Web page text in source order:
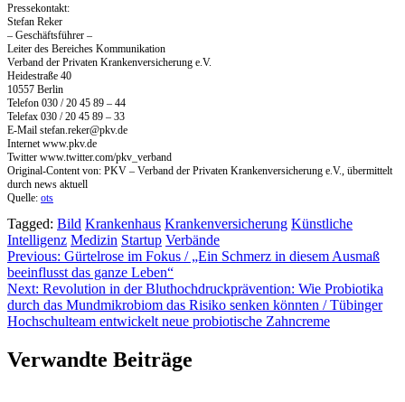
Pressekontakt:
Stefan Reker
– Geschäftsführer –
Leiter des Bereiches Kommunikation
Verband der Privaten Krankenversicherung e.V.
Heidestraße 40
10557 Berlin
Telefon 030 / 20 45 89 – 44
Telefax 030 / 20 45 89 – 33
E-Mail stefan.reker@pkv.de
Internet www.pkv.de
Twitter www.twitter.com/pkv_verband
Original-Content von: PKV – Verband der Privaten Krankenversicherung e.V., übermittelt
durch news aktuell
Quelle: ots
Tagged: Bild Krankenhaus Krankenversicherung Künstliche
Intelligenz Medizin Startup Verbände
Beitragsnavigation
Previous: Gürtelrose im Fokus / „Ein Schmerz in diesem Ausmaß
beeinflusst das ganze Leben“
Next: Revolution in der Bluthochdruckprävention: Wie Probiotika
durch das Mundmikrobiom das Risiko senken könnten / Tübinger
Hochschulteam entwickelt neue probiotische Zahncreme
Verwandte Beiträge